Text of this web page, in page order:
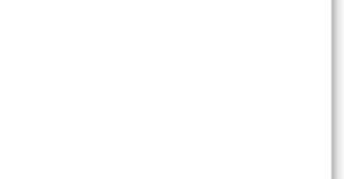
在人家成功打入 SpaceX 地面
，近期又有掛牌題材，今天直
買！